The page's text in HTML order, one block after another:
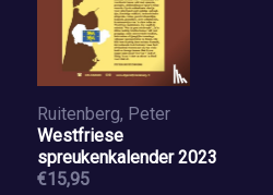
Ruitenberg, Peter
Westfriese
spreukenkalender 2023
€15,95